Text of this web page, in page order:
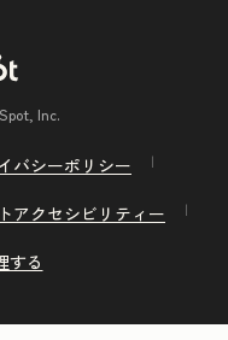
Inc.
バシーポリシー
アクセシビリティー
する